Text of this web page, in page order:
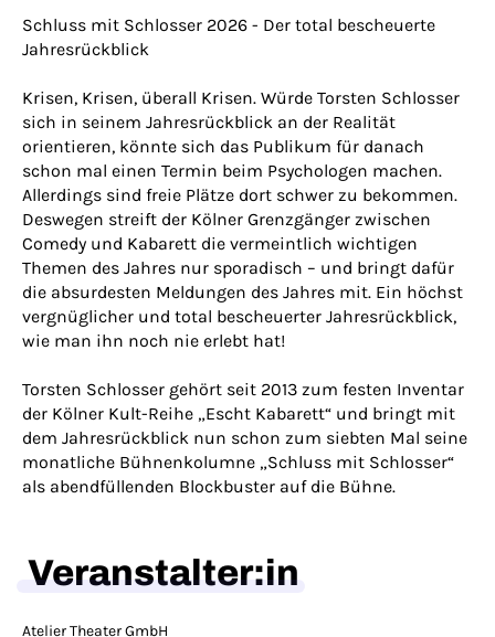
Schluss mit Schlosser 2026 - Der total bescheuerte
Jahresrückblick
Krisen, Krisen, überall Krisen. Würde Torsten Schlosser
sich in seinem Jahresrückblick an der Realität
orientieren, könnte sich das Publikum für danach
schon mal einen Termin beim Psychologen machen.
Allerdings sind freie Plätze dort schwer zu bekommen.
Deswegen streift der Kölner Grenzgänger zwischen
Comedy und Kabarett die vermeintlich wichtigen
Themen des Jahres nur sporadisch – und bringt dafür
die absurdesten Meldungen des Jahres mit. Ein höchst
vergnüglicher und total bescheuerter Jahresrückblick,
wie man ihn noch nie erlebt hat!
Torsten Schlosser gehört seit 2013 zum festen Inventar
der Kölner Kult-Reihe „Escht Kabarett“ und bringt mit
dem Jahresrückblick nun schon zum siebten Mal seine
monatliche Bühnenkolumne „Schluss mit Schlosser“
als abendfüllenden Blockbuster auf die Bühne.
Veranstalter:in
Atelier Theater GmbH